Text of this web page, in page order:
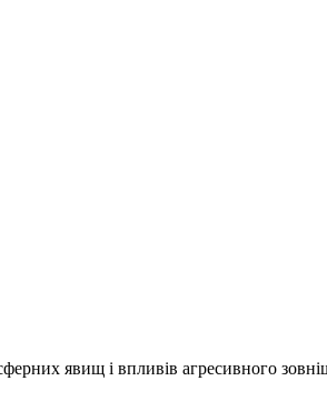
явищ і впливів агресивного